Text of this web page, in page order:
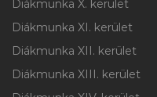
Diákmunka X. kerület
Diákmunka XI. kerület
Diákmunka XII. kerület
Diákmunka XIII. kerület